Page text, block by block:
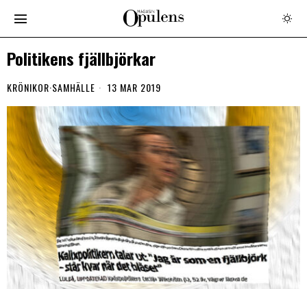
Politikens fjällbjörkar
KRÖNIKOR·SAMHÄLLE 13 MAR 2019